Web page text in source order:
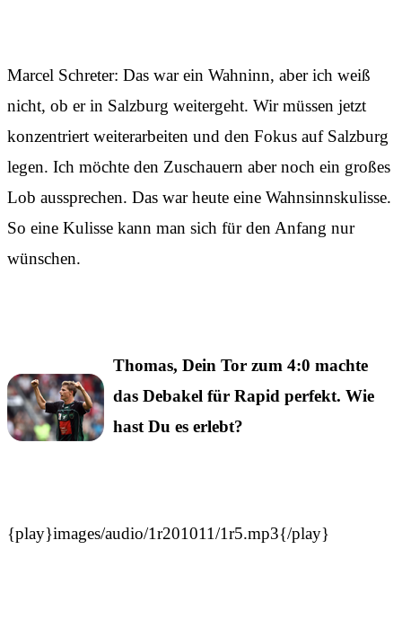
Marcel Schreter: Das war ein Wahninn, aber ich weiß
nicht, ob er in Salzburg weitergeht. Wir müssen jetzt
konzentriert weiterarbeiten und den Fokus auf Salzburg
legen. Ich möchte den Zuschauern aber noch ein großes
Lob aussprechen. Das war heute eine Wahnsinnskulisse.
So eine Kulisse kann man sich für den Anfang nur
wünschen.
Thomas, Dein Tor zum 4:0 machte
das Debakel für Rapid perfekt. Wie
hast Du es erlebt?
{play}images/audio/1r201011/1r5.mp3{/play}